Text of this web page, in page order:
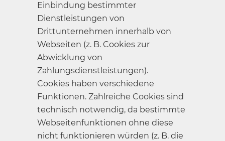
Einbindung bestimmter
Dienstleistungen von
Drittunternehmen innerhalb von
Webseiten (z. B. Cookies zur
Abwicklung von
Zahlungsdienstleistungen).
Cookies haben verschiedene
Funktionen. Zahlreiche Cookies sind
technisch notwendig, da bestimmte
Webseitenfunktionen ohne diese
nicht funktionieren würden (z. B. die